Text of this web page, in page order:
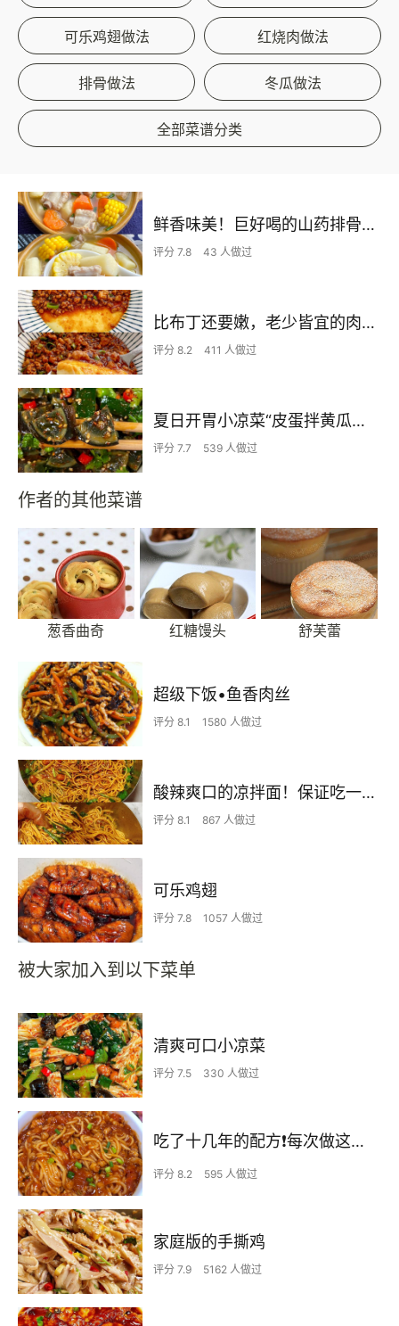
可乐鸡翅做法 红烧肉做法
排骨做法 冬瓜做法
全部菜谱分类
鲜香味美！巨好喝的山药排骨汤！！
评分 7.8 43 人做过
比布丁还要嫩，老少皆宜的肉沫蒸蛋
评分 8.2 411 人做过
夏日开胃小凉菜“皮蛋拌黄瓜🥒”开胃减脂
评分 7.7 539 人做过
作者的其他菜谱
葱香曲奇 红糖馒头 舒芙蕾
超级下饭•鱼香肉丝
评分 8.1 1580 人做过
酸辣爽口的凉拌面！保证吃一次就上瘾
评分 8.1 867 人做过
可乐鸡翅
评分 7.8 1057 人做过
被大家加入到以下菜单
清爽可口小凉菜
评分 7.5 330 人做过
吃了十几年的配方❗️每次做这至少吃2碗
评分 8.2 595 人做过
家庭版的手撕鸡
评分 7.9 5162 人做过